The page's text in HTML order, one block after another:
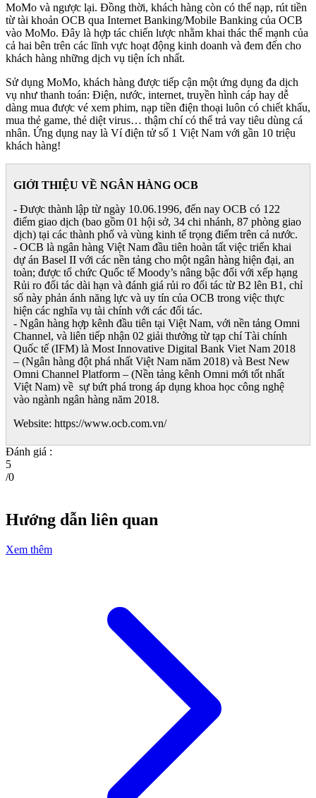
MoMo và ngược lại. Đồng thời, khách hàng còn có thể nạp, rút tiền
từ tài khoản OCB qua Internet Banking/Mobile Banking của OCB
vào MoMo. Đây là hợp tác chiến lược nhằm khai thác thế mạnh của
cả hai bên trên các lĩnh vực hoạt động kinh doanh và đem đến cho
khách hàng những dịch vụ tiện ích nhất.
Sử dụng MoMo, khách hàng được tiếp cận một ứng dụng đa dịch
vụ như thanh toán: Điện, nước, internet, truyền hình cáp hay dễ
dàng mua được vé xem phim, nạp tiền điện thoại luôn có chiết khấu,
mua thẻ game, thẻ diệt virus… thậm chí có thể trả vay tiêu dùng cá
nhân. Ứng dụng nay là Ví điện tử số 1 Việt Nam với gần 10 triệu
khách hàng!
GIỚI THIỆU VỀ NGÂN HÀNG OCB
- Được thành lập từ ngày 10.06.1996, đến nay OCB có 122
điểm giao dịch (bao gồm 01 hội sở, 34 chi nhánh, 87 phòng giao
dịch) tại các thành phố và vùng kinh tế trọng điểm trên cả nước.
- OCB là ngân hàng Việt Nam đầu tiên hoàn tất việc triển khai
dự án Basel II với các nền tảng cho một ngân hàng hiện đại, an
toàn; được tổ chức Quốc tế Moody’s nâng bậc đối với xếp hạng
Rủi ro đối tác dài hạn và đánh giá rủi ro đối tác từ B2 lên B1, chỉ
số này phản ánh năng lực và uy tín của OCB trong việc thực
hiện các nghĩa vụ tài chính với các đối tác.
- Ngân hàng hợp kênh đầu tiên tại Việt Nam, với nền tảng Omni
Channel, và liên tiếp nhận 02 giải thưởng từ tạp chí Tài chính
Quốc tế (IFM) là Most Innovative Digital Bank Viet Nam 2018
– (Ngân hàng đột phá nhất Việt Nam năm 2018) và Best New
Omni Channel Platform – (Nền tảng kênh Omni mới tốt nhất
Việt Nam) về sự bứt phá trong áp dụng khoa học công nghệ
vào ngành ngân hàng năm 2018.
Website: https://www.ocb.com.vn/
Đánh giá :
5
/0
Hướng dẫn liên quan
Xem thêm